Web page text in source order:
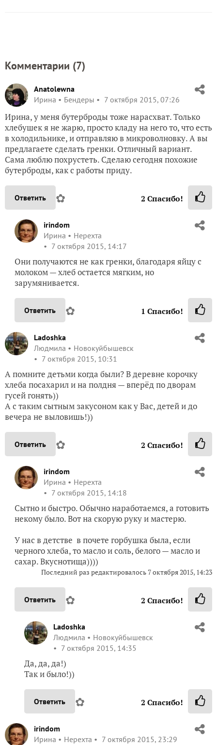
Комментарии (7)
Anatolewna
Ирина
Бендеры 7 октября 2015, 07:26
Ирина, у меня бутерброды тоже нарасхват. Только
хлебушек я не жарю, просто кладу на него то, что есть
в холодильнике, и отправляю в микроволновку. А вы
предлагаете сделать гренки. Отличный вариант.
Сама люблю похрустеть. Сделаю сегодня похожие
бутерброды, как с работы приду.
Ответить ✿ 2 Спасибо!
irindom
Ирина
Нерехта
7 октября 2015, 14:17
Они получаются не как гренки, благодаря яйцу с
молоком — хлеб остается мягким, но
зарумянивается.
Ответить ✿ 1 Спасибо!
Ladoshka
Людмила
Новокуйбышевск
7 октября 2015, 10:31
А помните детьми когда были? В деревне корочку
хлеба посахарил и на полдня — вперёд по дворам
гусей гонять))
А с таким сытным закусоном как у Вас, детей и до
вечера не выловишь!))
Ответить ✿ 2 Спасибо!
irindom
Ирина
Нерехта
7 октября 2015, 14:18
Сытно и быстро. Обычно наработаемся, а готовить
некому было. Вот на скорую руку и мастерю.
У нас в детстве в почете горбушка была, если
черного хлеба, то масло и соль, белого — масло и
сахар. Вкуснотища))))
Последний раз редактировалось 7 октября 2015, 14:23
Ответить ✿ 2 Спасибо!
Ladoshka
Людмила
Новокуйбышевск
7 октября 2015, 14:35
Да, да, да!)
Так и было!))
Ответить ✿ 2 Спасибо!
irindom
Ирина
Нерехта 7 октября 2015, 23:29